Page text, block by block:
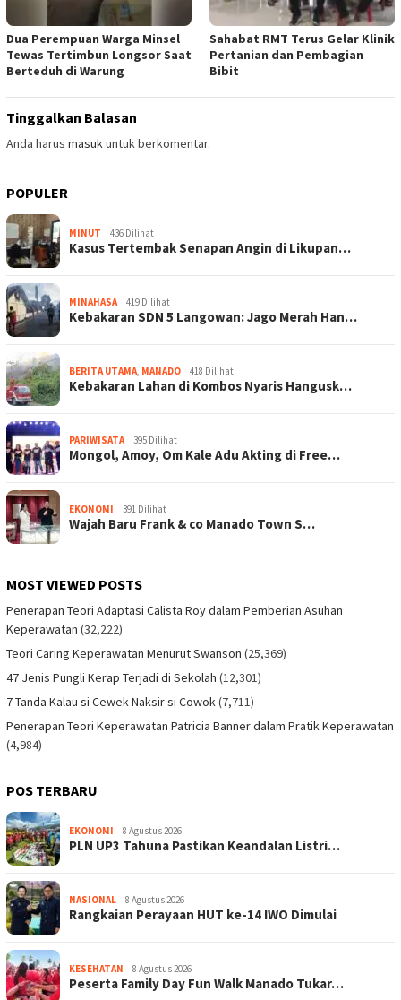
Dua Perempuan Warga Minsel
Tewas Tertimbun Longsor Saat
Berteduh di Warung
Sahabat RMT Terus Gelar Klinik
Pertanian dan Pembagian
Bibit
Tinggalkan Balasan
Anda harus masukuntuk berkomentar.
POPULER
MINUT 436 Dilihat
Kasus Tertembak Senapan Angin di Likupan…
MINAHASA 419 Dilihat
Kebakaran SDN 5 Langowan: Jago Merah Han…
BERITA UTAMA MANADO 418 Dilihat
Kebakaran Lahan di Kombos Nyaris Hangusk…
PARIWISATA 395 Dilihat
Mongol, Amoy, Om Kale Adu Akting di Free…
EKONOMI 391 Dilihat
Wajah Baru Frank & co Manado Town S…
MOST VIEWED POSTS
Penerapan Teori Adaptasi Calista Roy dalam Pemberian Asuhan
Keperawatan (32,222)
Teori Caring Keperawatan Menurut Swanson (25,369)
47 Jenis Pungli Kerap Terjadi di Sekolah (12,301)
7 Tanda Kalau si Cewek Naksir si Cowok(7,711)
Penerapan Teori Keperawatan Patricia Banner dalam Pratik Keperawatan
(4,984)
POS TERBARU
EKONOMI 8 Agustus 2026
PLN UP3 Tahuna Pastikan Keandalan Listri…
NASIONAL 8 Agustus 2026
Rangkaian Perayaan HUT ke-14 IWO Dimulai
KESEHATAN 8 Agustus 2026
Peserta Family Day Fun Walk Manado Tukar…